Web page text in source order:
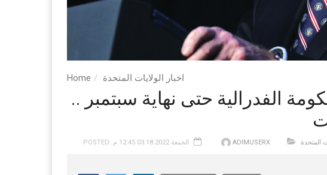
Home اخبار الولايات المتحدة
الفدرالية حتى نهاية سبتمبر ..
POSTED: الجمعة 03.18.2022 12:45 م ADIMUSERX المتحدة